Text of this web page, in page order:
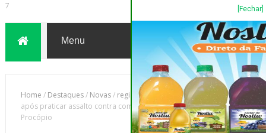
7
Home / Destaques/ Novas/ região/ Adolescente é apreendido
após praticar assalto contra comércio em bairro de Cornélio
Procópio